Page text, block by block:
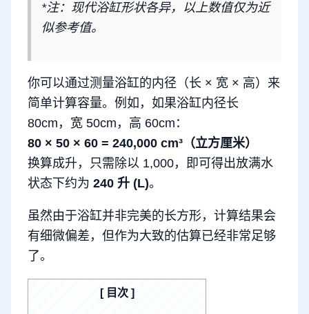
*注：现代浴缸形状各异，以上数值仅为近
似参考值。
你可以通过测量浴缸的内径（长 × 宽 × 高）来
简单计算容量。例如，如果浴缸内径长
80cm，宽 50cm，高 60cm：
80 × 50 × 60 = 240,000 cm³（立方厘米）
换算成升，只需除以 1,000，即可得出放满水
状态下约为 240 升 (L)。
虽然由于浴缸并非完美的长方形，计算结果会
有细微偏差，但作为大致的估算已经非常足够
了。
目次